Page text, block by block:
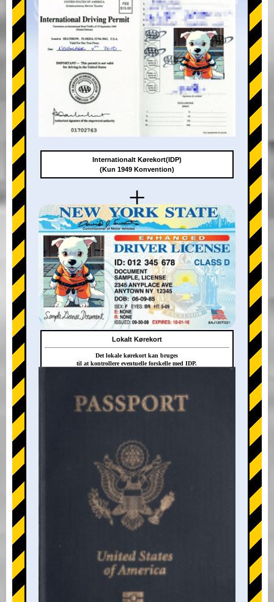
+
+
Internationalt Kørekort(IDP)
(Kun 1949 Konvention)
Lokalt Kørekort
Det lokale kørekort kan bruges
til at kontrollere eventuelle forskelle med IDP.